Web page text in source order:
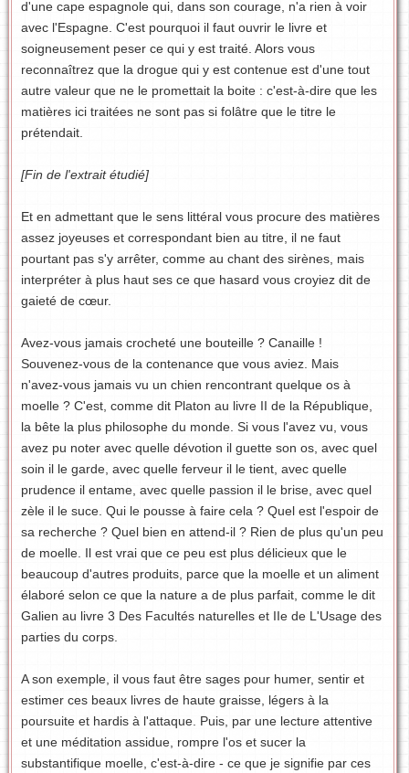
d'une cape espagnole qui, dans son courage, n'a rien à voir
avec l'Espagne. C'est pourquoi il faut ouvrir le livre et
soigneusement peser ce qui y est traité. Alors vous
reconnaîtrez que la drogue qui y est contenue est d'une tout
autre valeur que ne le promettait la boite : c'est-à-dire que les
matières ici traitées ne sont pas si folâtre que le titre le
prétendait.
[Fin de l'extrait étudié]
Et en admettant que le sens littéral vous procure des matières
assez joyeuses et correspondant bien au titre, il ne faut
pourtant pas s'y arrêter, comme au chant des sirènes, mais
interpréter à plus haut ses ce que hasard vous croyiez dit de
gaieté de cœur.
Avez-vous jamais crocheté une bouteille ? Canaille !
Souvenez-vous de la contenance que vous aviez. Mais
n'avez-vous jamais vu un chien rencontrant quelque os à
moelle ? C'est, comme dit Platon au livre II de la République,
la bête la plus philosophe du monde. Si vous l'avez vu, vous
avez pu noter avec quelle dévotion il guette son os, avec quel
soin il le garde, avec quelle ferveur il le tient, avec quelle
prudence il entame, avec quelle passion il le brise, avec quel
zèle il le suce. Qui le pousse à faire cela ? Quel est l'espoir de
sa recherche ? Quel bien en attend-il ? Rien de plus qu'un peu
de moelle. Il est vrai que ce peu est plus délicieux que le
beaucoup d'autres produits, parce que la moelle et un aliment
élaboré selon ce que la nature a de plus parfait, comme le dit
Galien au livre 3 Des Facultés naturelles et IIe de L'Usage des
parties du corps.
A son exemple, il vous faut être sages pour humer, sentir et
estimer ces beaux livres de haute graisse, légers à la
poursuite et hardis à l'attaque. Puis, par une lecture attentive
et une méditation assidue, rompre l'os et sucer la
substantifique moelle, c'est-à-dire - ce que je signifie par ces